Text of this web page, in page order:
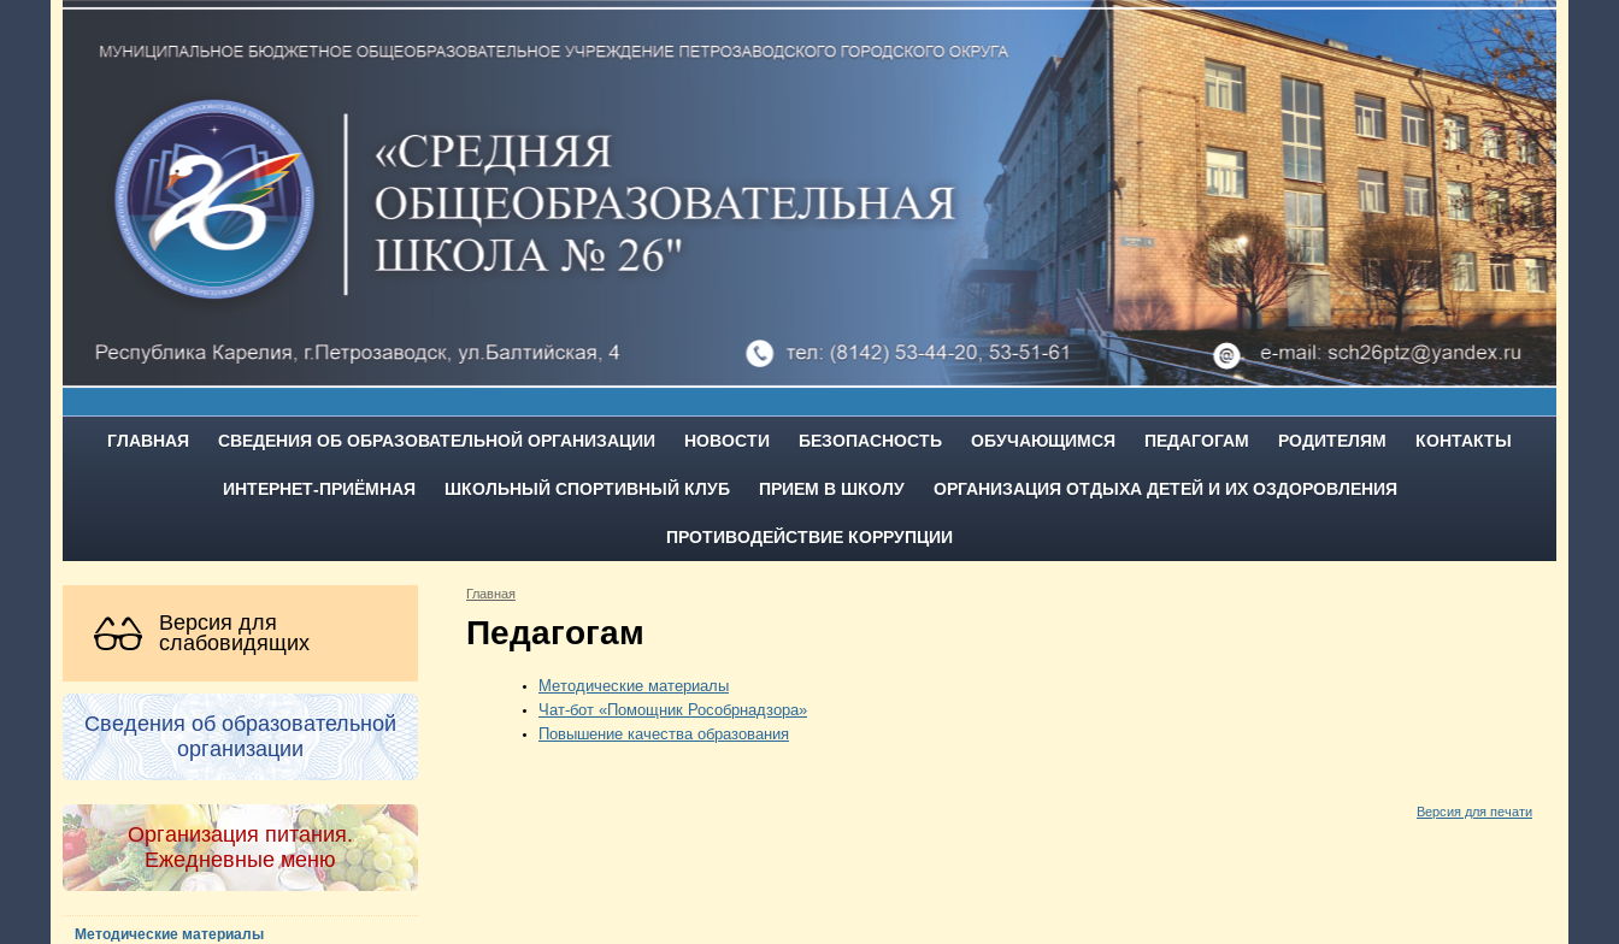
ГЛАВНАЯ СВЕДЕНИЯ ОБ ОБРАЗОВАТЕЛЬНОЙ ОРГАНИЗАЦИИ НОВОСТИ БЕЗОПАСНОСТЬ ОБУЧАЮЩИМСЯ ПЕДАГОГАМ РОДИТЕЛЯМ КОНТАКТЫ
ИНТЕРНЕТ-ПРИЁМНАЯ ШКОЛЬНЫЙ СПОРТИВНЫЙ КЛУБ ПРИЕМ В ШКОЛУ ОРГАНИЗАЦИЯ ОТДЫХА ДЕТЕЙ И ИХ ОЗДОРОВЛЕНИЯ
ПРОТИВОДЕЙСТВИЕ КОРРУПЦИИ
Версия для
слабовидящих
Сведения об образовательной
организации
Организация питания.
Ежедневные меню
Методические материалы
Главная
Педагогам
Методические материалы
Чат-бот «Помощник Рособрнадзора»
Повышение качества образования
Версия для печати